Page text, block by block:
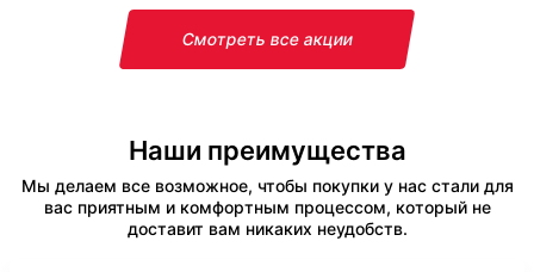
Смотреть все акции
Наши преимущества
Мы делаем все возможное, чтобы покупки у нас стали для
вас приятным и комфортным процессом, который не
доставит вам никаких неудобств.